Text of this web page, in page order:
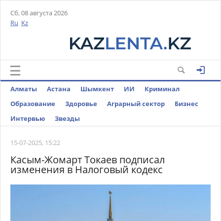
Сб, 08 августа 2026
Ru Kz
Алматы Астана Шымкент ИИ
Криминал
Образование
Здоровье Аграрный сектор
Бизнес
Интервью
Звезды
15-07-2025, 15:22
Касым-Жомарт Токаев подписал
изменения в Налоговый кодекс